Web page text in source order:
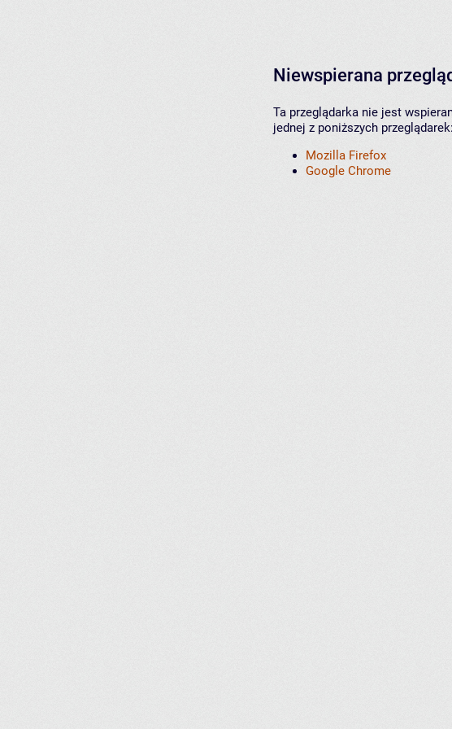
Niewspierana
Ta przeglądarka nie jest
jednej z poniższych przeglądarek:
Mozilla Firefox
Google Chrome